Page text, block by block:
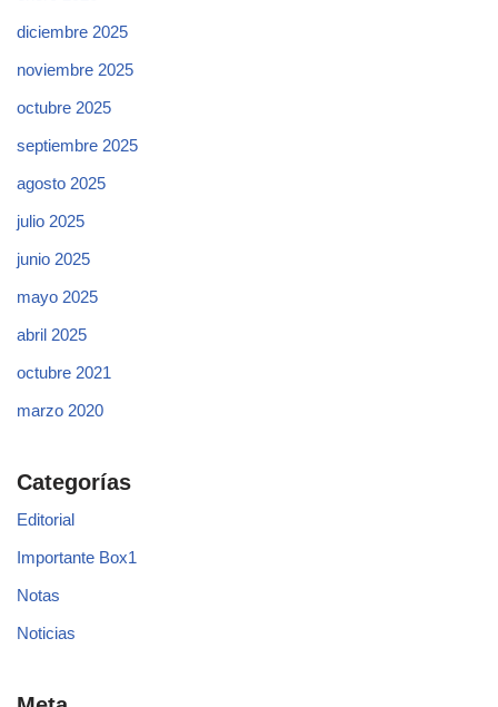
diciembre 2025
noviembre 2025
octubre 2025
septiembre 2025
agosto 2025
julio 2025
junio 2025
mayo 2025
abril 2025
octubre 2021
marzo 2020
Categorías
Editorial
Importante Box1
Notas
Noticias